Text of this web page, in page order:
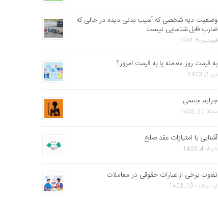
وضعیت دیه شخصی که آسیب بدنی دیده در حالی که
ضارب قابل شناسایی نیست
فروردین 5, 1404
به قیمت روز معامله یا به قیمت امروز؟
دی 2, 1403
جرایم جنسی
مرداد 20, 1403
آشنایی با امتیازات عقد صلح
خرداد 4, 1403
تفاوت برخی از عبارات حقوقی در معاملات
اردیبهشت 19, 1403